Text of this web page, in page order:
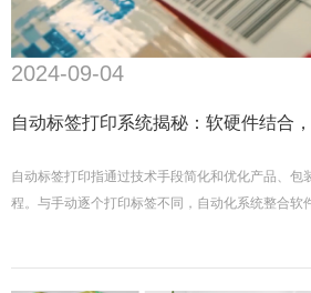
2024-09-04
自动标签打印系统揭秘：软硬件结合
自动标签打印指通过技术手段简化和优化产品、包
程。与手动逐个打印标签不同，自动化系统整合软